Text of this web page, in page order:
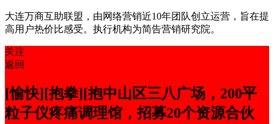
大连万商互助联盟，由网络营销近10年团队创立运营，旨在提
高用户热价比感受。执行机构为简告营销研究院。
关注
返回
[愉快][抱拳][抱中山区三八广场，200平
粒子仪疼痛调理馆，招募20个资源合伙